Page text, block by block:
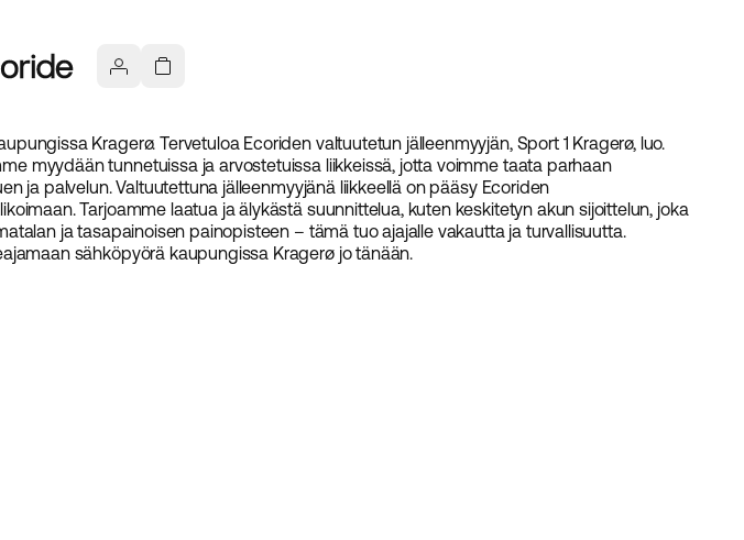
Kragerø. Tervetuloa Ecoriden valtuutetun jälleenmyyjän, Sport 1 Kragerø, luo.
myydään tunnetuissa ja arvostetuissa liikkeissä, jotta voimme taata parhaan
ja palvelun. Valtuutettuna jälleenmyyjänä liikkeellä on pääsy Ecoriden
Tarjoamme laatua ja älykästä suunnittelua, kuten keskitetyn akun sijoittelun, joka
ja tasapainoisen painopisteen – tämä tuo ajajalle vakautta ja turvallisuutta.
sähköpyörä kaupungissa Kragerø jo tänään.